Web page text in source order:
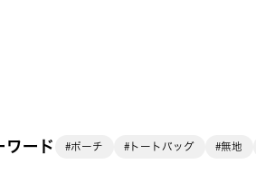
ワード #ポーチ #トートバッグ #無地